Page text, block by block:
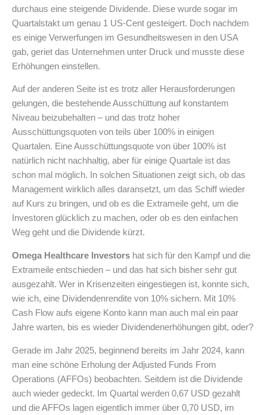
durchaus eine steigende Dividende. Diese wurde sogar im
Quartalstakt um genau 1 US-Cent gesteigert. Doch nachdem
es einige Verwerfungen im Gesundheitswesen in den USA
gab, geriet das Unternehmen unter Druck und musste diese
Erhöhungen einstellen.
Auf der anderen Seite ist es trotz aller Herausforderungen
gelungen, die bestehende Ausschüttung auf konstantem
Niveau beizubehalten – und das trotz hoher
Ausschüttungsquoten von teils über 100% in einigen
Quartalen. Eine Ausschüttungsquote von über 100% ist
natürlich nicht nachhaltig, aber für einige Quartale ist das
schon mal möglich. In solchen Situationen zeigt sich, ob das
Management wirklich alles daransetzt, um das Schiff wieder
auf Kurs zu bringen, und ob es die Extrameile geht, um die
Investoren glücklich zu machen, oder ob es den einfachen
Weg geht und die Dividende kürzt.
Omega Healthcare Investors hat sich für den Kampf und die
Extrameile entschieden – und das hat sich bisher sehr gut
ausgezahlt. Wer in Krisenzeiten eingestiegen ist, konnte sich,
wie ich, eine Dividendenrendite von 10% sichern. Mit 10%
Cash Flow aufs eigene Konto kann man auch mal ein paar
Jahre warten, bis es wieder Dividendenerhöhungen gibt, oder?
Gerade im Jahr 2025, beginnend bereits im Jahr 2024, kann
man eine schöne Erholung der Adjusted Funds From
Operations (AFFOs) beobachten. Seitdem ist die Dividende
auch wieder gedeckt. Im Quartal werden 0,67 USD gezahlt
und die AFFOs lagen eigentlich immer über 0,70 USD, im